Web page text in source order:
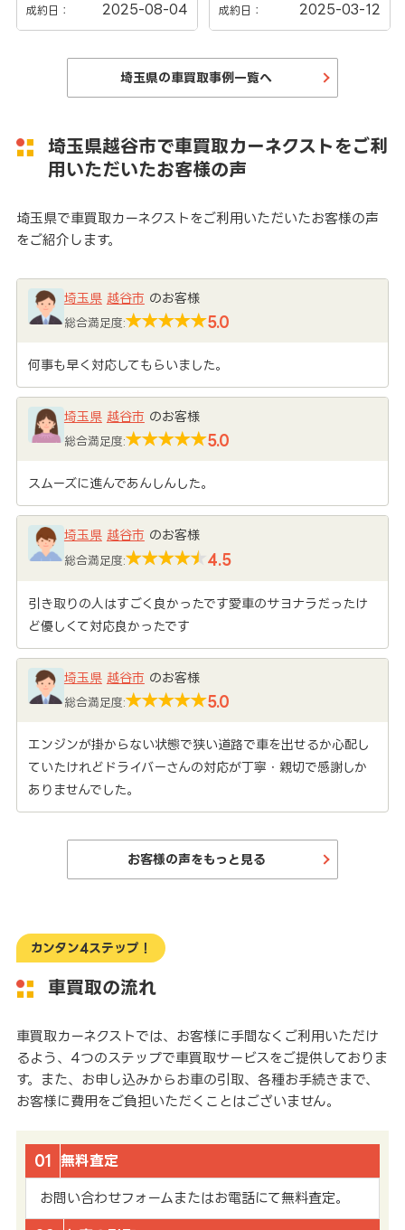
成約日： 2025-08-04 成約日： 2025-03-12
埼玉県の車買取事例一覧へ
埼玉県越谷市で車買取カーネクストをご利
用いただいたお客様の声
埼玉県で車買取カーネクストをご利用いただいたお客様の声
をご紹介します。
埼玉県 越谷市 のお客様
総合満足度: 5.0
何事も早く対応してもらいました。
埼玉県 越谷市 のお客様
総合満足度: 5.0
スムーズに進んであんしんした。
埼玉県 越谷市 のお客様
総合満足度: 4.5
引き取りの人はすごく良かったです愛車のサヨナラだったけ
ど優しくて対応良かったです
埼玉県 越谷市 のお客様
総合満足度: 5.0
エンジンが掛からない状態で狭い道路で車を出せるか心配し
ていたけれどドライバーさんの対応が丁寧・親切で感謝しか
ありませんでした。
お客様の声をもっと見る
カンタン4ステップ！
車買取の流れ
車買取カーネクストでは、お客様に手間なくご利用いただけ
るよう、4つのステップで車買取サービスをご提供しておりま
す。また、お申し込みからお車の引取、各種お手続きまで、
お客様に費用をご負担いただくことはございません。
01 無料査定
お問い合わせフォームまたはお電話にて無料査定。